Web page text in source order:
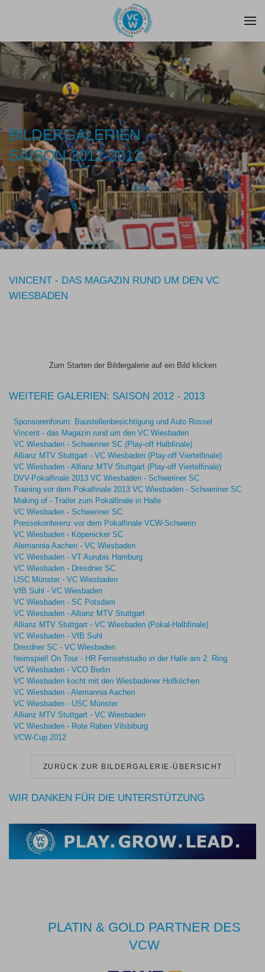
Zum Hauptinhalt springen
BILDERGALERIEN
SAISON 2012-2013
VINCENT - DAS MAGAZIN RUND UM DEN VC
WIESBADEN
Zum Starten der Bildergalerie auf ein Bild klicken
WEITERE GALERIEN: SAISON 2012 - 2013
Sponsorenforum: Baustellenbesichtigung und Auto Rossel
Vincent - das Magazin rund um den VC Wiesbaden
VC Wiesbaden - Schweriner SC (Play-off Halbfinale)
Allianz MTV Stuttgart - VC Wiesbaden (Play-off Viertelfinale)
VC Wiesbaden - Allianz MTV Stuttgart (Play-off Viertelfinale)
DVV-Pokalfinale 2013 VC Wiesbaden - Schweriner SC
Training vor dem Pokalfinale 2013 VC Wiesbaden - Schweriner SC
Making of - Trailer zum Pokalfinale in Halle
VC Wiesbaden - Schweriner SC
Pressekonferenz vor dem Pokalfinale VCW-Schwerin
VC Wiesbaden - Köpenicker SC
Alemannia Aachen - VC Wiesbaden
VC Wiesbaden - VT Aurubis Hamburg
VC Wiesbaden - Dresdner SC
USC Münster - VC Wiesbaden
VfB Suhl - VC Wiesbaden
VC Wiesbaden - SC Potsdam
VC Wiesbaden - Allianz MTV Stuttgart
Allianz MTV Stuttgart - VC Wiesbaden (Pokal-Halbfinale)
VC Wiesbaden - VfB Suhl
Dresdner SC - VC Wiesbaden
heimspiel! On Tour - HR Fernsehstudio in der Halle am 2. Ring
VC Wiesbaden - VCO Berlin
VC Wiesbaden kocht mit den Wiesbadener Hofköchen
VC Wiesbaden - Alemannia Aachen
VC Wiesbaden - USC Münster
Allianz MTV Stuttgart - VC Wiesbaden
VC Wiesbaden - Rote Raben Vilsbiburg
VCW-Cup 2012
ZURÜCK ZUR BILDERGALERIE-ÜBERSICHT
WIR DANKEN FÜR DIE UNTERSTÜTZUNG
PLATIN & GOLD PARTNER DES
VCW